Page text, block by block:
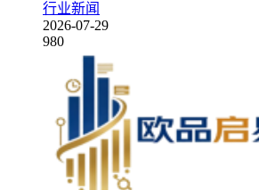
行业新闻
2026-07-29
980